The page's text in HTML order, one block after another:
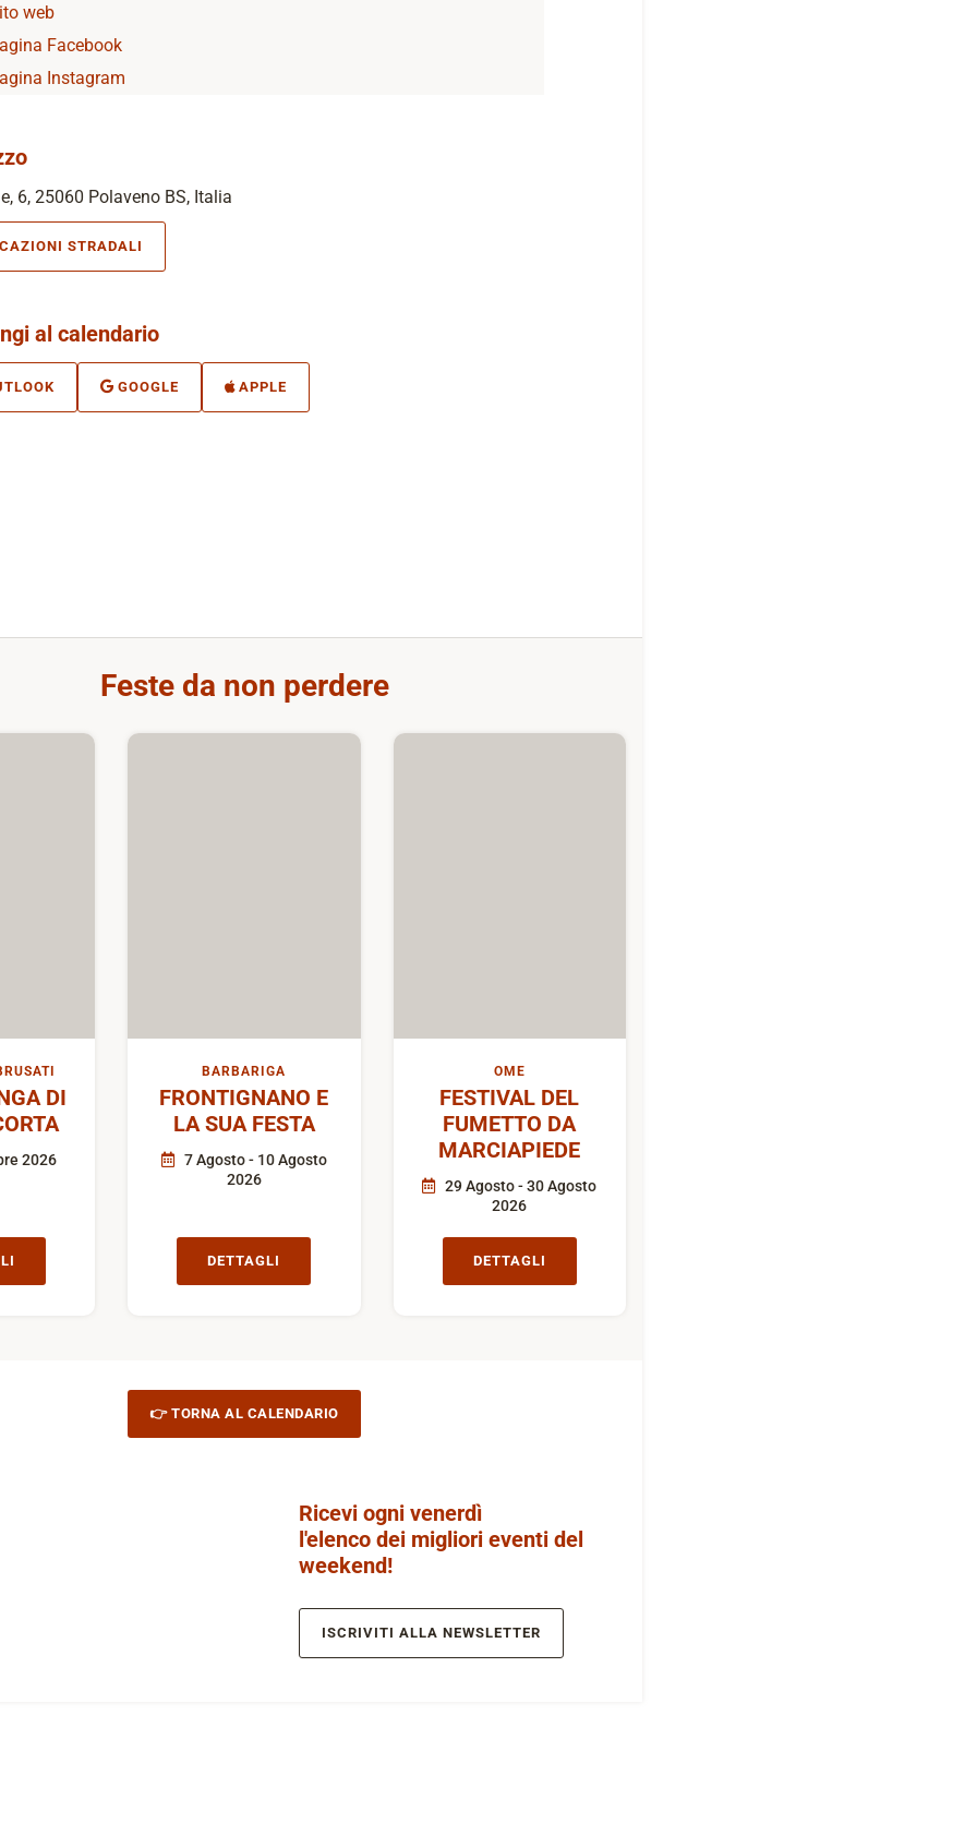
web
Facebook
Instagram
6, 25060 Polaveno BS, Italia
STRADALI
al calendario
GOOGLE APPLE
Feste da non perdere
DI
2026
BARBARIGA
FRONTIGNANO E
LA SUA FESTA
7 Agosto - 10 Agosto
2026
DETTAGLI
OME
FESTIVAL DEL
FUMETTO DA
MARCIAPIEDE
29 Agosto - 30 Agosto
2026
DETTAGLI
👉 TORNA AL CALENDARIO
Ricevi ogni venerdì
l'elenco dei migliori eventi del
weekend!
ISCRIVITI ALLA NEWSLETTER